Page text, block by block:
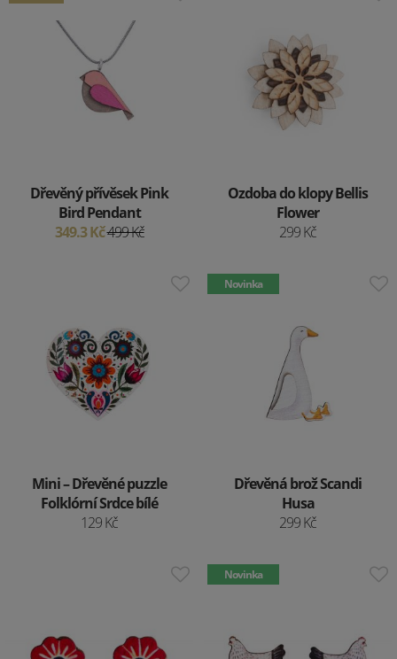
Dřevěný přívěsek Pink
Bird Pendant
349.3 Kč499 Kč
Ozdoba do klopy Bellis
Flower
299 Kč
Mini – Dřevěné puzzle
Folklórní Srdce bílé
129 Kč
Novinka
Dřevěná brož Scandi
Husa
299 Kč
Novinka